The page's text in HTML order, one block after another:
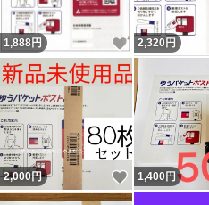
1,888円 いいね！
2,320 円
2,000円 いいね！
1,400円